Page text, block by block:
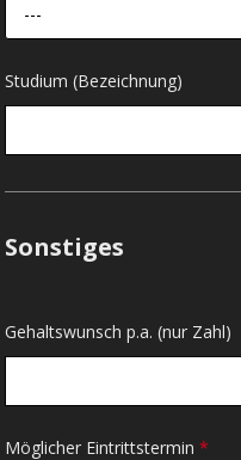
---
Studium (Bezeichnung)
Sonstiges
Gehaltswunsch p.a. (nur Zahl)
Möglicher Eintrittstermin*